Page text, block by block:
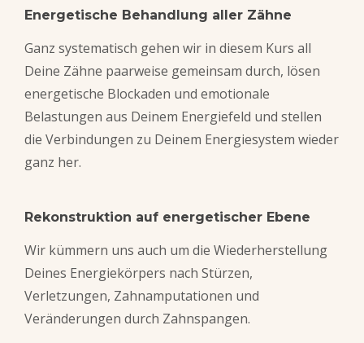
Energetische Behandlung aller Zähne
Ganz systematisch gehen wir in diesem Kurs all
Deine Zähne paarweise gemeinsam durch, lösen
energetische Blockaden und emotionale
Belastungen aus Deinem Energiefeld und stellen
die Verbindungen zu Deinem Energiesystem wieder
ganz her.
Rekonstruktion auf energetischer Ebene
Wir kümmern uns auch um die Wiederherstellung
Deines Energiekörpers nach Stürzen,
Verletzungen, Zahnamputationen und
Veränderungen durch Zahnspangen.